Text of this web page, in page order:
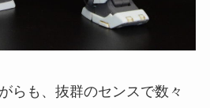
らも、抜群のセンスで数々